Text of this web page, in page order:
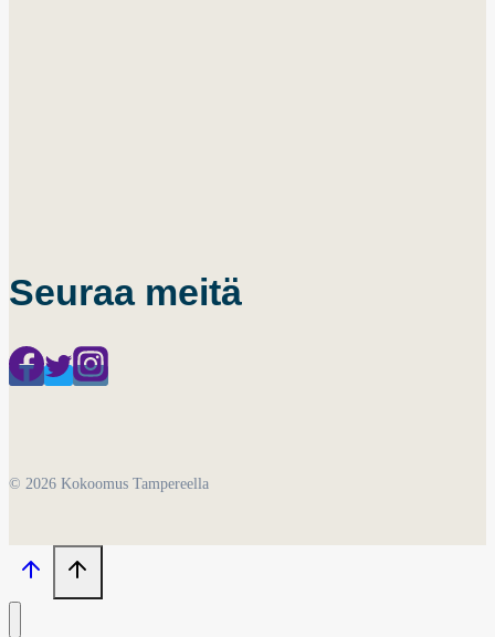
Seuraa meitä
© 2026 Kokoomus Tampereella